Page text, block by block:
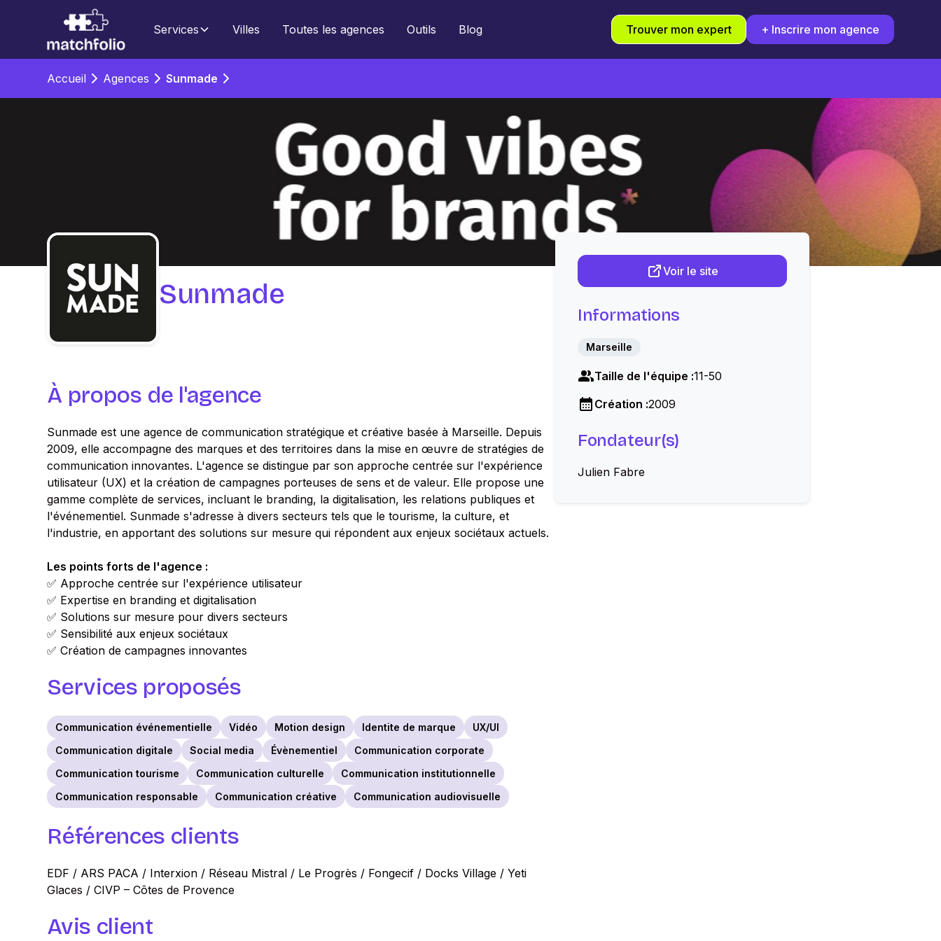
Services Villes Toutes les agences Outils Blog Trouver mon expert + Inscrire mon agence
Accueil Agences Sunmade
Sunmade
À propos de l'agence
Sunmade est une agence de communication stratégique et créative basée à Marseille. Depuis
2009, elle accompagne des marques et des territoires dans la mise en œuvre de stratégies de
communication innovantes. L'agence se distingue par son approche centrée sur l'expérience
utilisateur (UX) et la création de campagnes porteuses de sens et de valeur. Elle propose une
gamme complète de services, incluant le branding, la digitalisation, les relations publiques et
l'événementiel. Sunmade s'adresse à divers secteurs tels que le tourisme, la culture, et
l'industrie, en apportant des solutions sur mesure qui répondent aux enjeux sociétaux actuels.
Les points forts de l'agence :
✅ Approche centrée sur l'expérience utilisateur
✅ Expertise en branding et digitalisation
✅ Solutions sur mesure pour divers secteurs
✅ Sensibilité aux enjeux sociétaux
✅ Création de campagnes innovantes
Services proposés
Communication événementielle Vidéo Motion design Identite de marque
UX/UI
Communication digitale
Social media Évènementiel
Communication corporate
Communication tourisme
Communication culturelle
Communication institutionnelle
Communication responsable
Communication créative Communication audiovisuelle
Références clients
EDF / ARS PACA / Interxion / Réseau Mistral / Le Progrès / Fongecif / Docks Village / Yeti
Glaces / CIVP – Côtes de Provence
Avis client
Voir le site
Informations
Marseille
Taille de l'équipe :11-50
Création :2009
Fondateur(s)
Julien Fabre